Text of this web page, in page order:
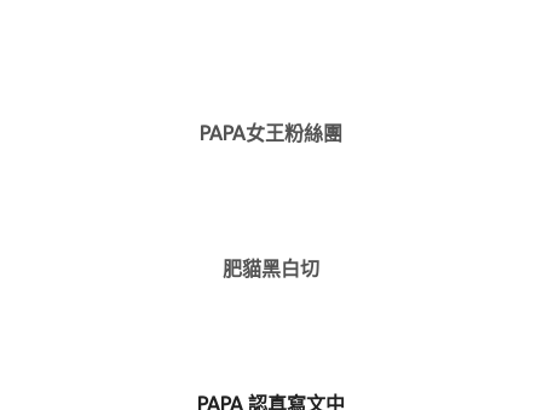
PAPA女王粉絲團
肥貓黑白切
PAPA 認真寫文中